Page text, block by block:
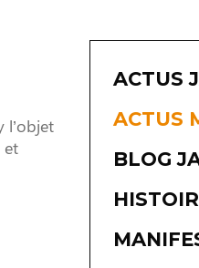
l’objet
et
ACTUS
ACTUS
BLOG